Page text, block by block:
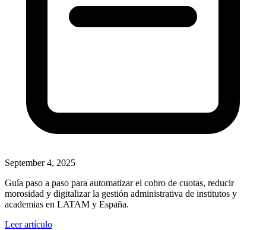
September 4, 2025
Guía paso a paso para automatizar el cobro de cuotas, reducir
morosidad y digitalizar la gestión administrativa de institutos y
academias en LATAM y España.
Leer artículo